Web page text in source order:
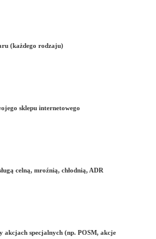
(każdego rodzaju)
sklepu internetowego
celną, mroźnią, chłodnią, ADR
akcjach specjalnych (np. POSM, akcje